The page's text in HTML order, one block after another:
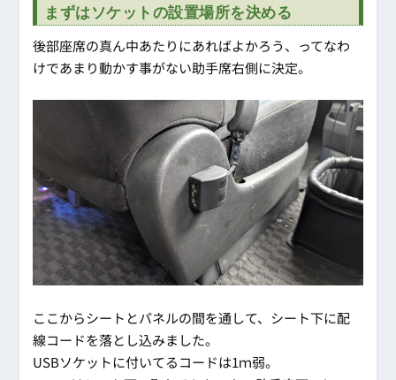
まずはソケットの設置場所を決める
後部座席の真ん中あたりにあればよかろう、ってなわ
けであまり動かす事がない助手席右側に決定。
ここからシートとパネルの間を通して、シート下に配
線コードを落とし込みました。
USBソケットに付いてるコードは1ｍ弱。